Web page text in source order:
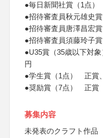
●毎日新聞社賞（1点
●招待審査員秋元雄史
●招待審査員唐澤昌宏
●招待審査員須藤玲子
●U35賞（35歳以下対
円
●学生賞（1点） 正賞
●奨励賞（7点） 正賞
募集内容
未発表のクラフト作品